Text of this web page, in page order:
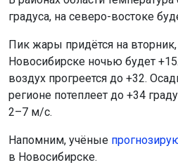
градуса, на северо-востоке
Пик жары придётся на вторник,
Новосибирске ночью будет
воздух прогреется до +32.
регионе потеплеет до +34
2–7 м/с.
Напомним, учёные
в Новосибирске.